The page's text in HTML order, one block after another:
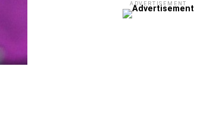
ADVERTISEMENT